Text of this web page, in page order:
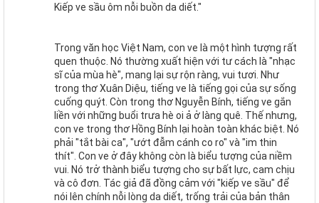
Kiếp ve sầu ôm nỗi buồn da diết."
Trong văn học Việt Nam, con ve là một hình tượng rất
quen thuộc. Nó thường xuất hiện với tư cách là "nhạc
sĩ của mùa hè", mang lại sự rộn ràng, vui tươi. Như
trong thơ Xuân Diệu, tiếng ve là tiếng gọi của sự sống
cuống quýt. Còn trong thơ Nguyễn Bính, tiếng ve gắn
liền với những buổi trưa hè oi ả ở làng quê. Thế nhưng,
con ve trong thơ Hồng Bính lại hoàn toàn khác biệt. Nó
phải "tắt bài ca", "ướt đẫm cánh co ro" và "im thin
thít". Con ve ở đây không còn là biểu tượng của niềm
vui. Nó trở thành biểu tượng cho sự bất lực, cam chịu
và cô đơn. Tác giả đã đồng cảm với "kiếp ve sầu" để
nói lên chính nỗi lòng da diết, trống trải của bản thân